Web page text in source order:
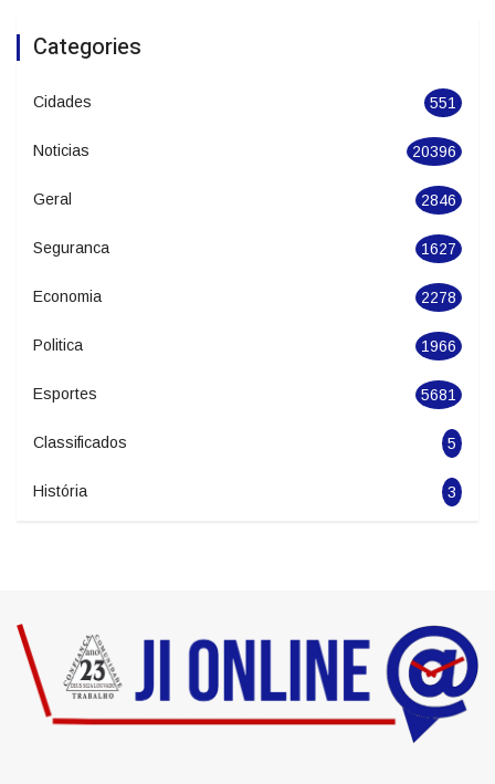
Categories
Cidades 551
Noticias 20396
Geral 2846
Seguranca 1627
Economia 2278
Politica 1966
Esportes 5681
Classificados 5
História 3